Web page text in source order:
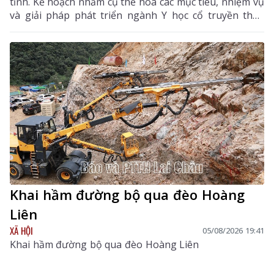
và giải pháp phát triển ngành Y học cổ truyền theo
hướng hiện đại, hiệu quả, bền vững; đẩy mạnh kết
hợp y học cổ truyền với y học hiện đại, phát huy tiềm
năng dược liệu của địa phương, góp phần nâng cao
chất lượng chăm sóc, bảo vệ sức khỏe nhân dân và
thúc đẩy phát triển kinh tế - xã hội.
Khai hầm đường bộ qua đèo Hoàng
Liên
XÃ HỘI 05/08/2026 19:41
Khai hầm đường bộ qua đèo Hoàng Liên